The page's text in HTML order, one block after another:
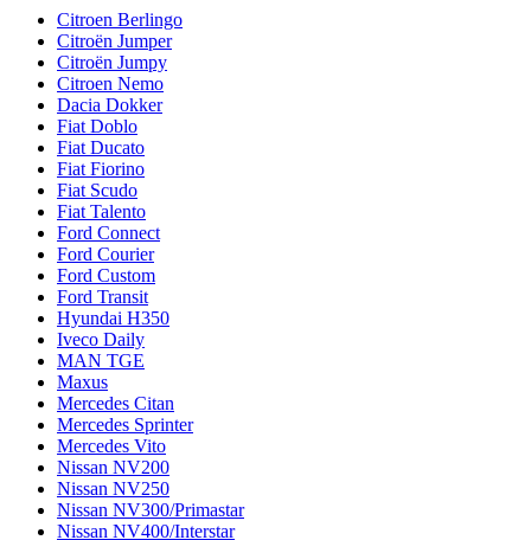
Citroen Berlingo
Citroën Jumper
Citroën Jumpy
Citroen Nemo
Dacia Dokker
Fiat Doblo
Fiat Ducato
Fiat Fiorino
Fiat Scudo
Fiat Talento
Ford Connect
Ford Courier
Ford Custom
Ford Transit
Hyundai H350
Iveco Daily
MAN TGE
Maxus
Mercedes Citan
Mercedes Sprinter
Mercedes Vito
Nissan NV200
Nissan NV250
Nissan NV300/Primastar
Nissan NV400/Interstar